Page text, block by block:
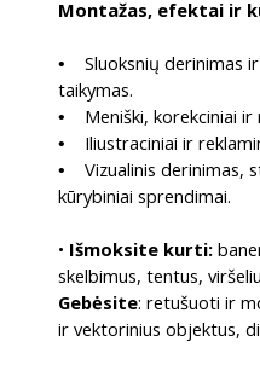
Montažas, efektai ir
•
Sluoksnių derinimas
taikymas.
• Meniški, korekciniai
• Iliustraciniai ir
•
Vizualinis derinimas,
kūrybiniai sprendimai.
• Išmoksite kurti:
skelbimus, tentus,
Gebėsite: retušuoti ir
ir vektorinius objektus,